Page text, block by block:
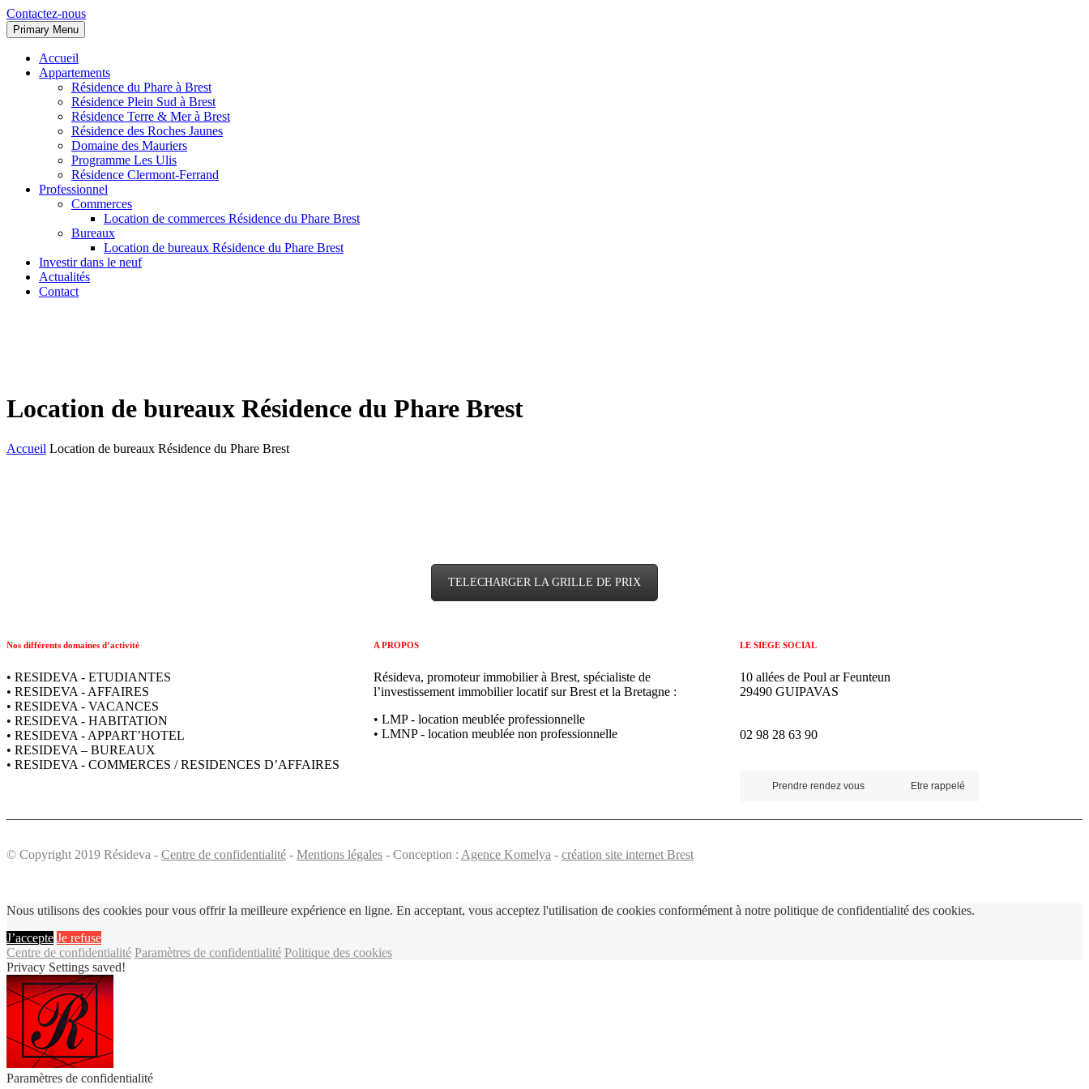
Contactez-nous
Primary Menu
Accueil
Appartements
Résidence du Phare à Brest
Résidence Plein Sud à Brest
Résidence Terre & Mer à Brest
Résidence des Roches Jaunes
Domaine des Mauriers
Programme Les Ulis
Résidence Clermont-Ferrand
Professionnel
Commerces
Location de commerces Résidence du Phare Brest
Bureaux
Location de bureaux Résidence du Phare Brest
Investir dans le neuf
Actualités
Contact
Location de bureaux Résidence du Phare Brest
Accueil Location de bureaux Résidence du Phare Brest
TELECHARGER LA GRILLE DE PRIX
Nos différents domaines d’activité
• RESIDEVA - ETUDIANTES
• RESIDEVA - AFFAIRES
• RESIDEVA - VACANCES
• RESIDEVA - HABITATION
• RESIDEVA - APPART’HOTEL
• RESIDEVA – BUREAUX
• RESIDEVA - COMMERCES / RESIDENCES D’AFFAIRES
A PROPOS
Résideva, promoteur immobilier à Brest, spécialiste de
l’investissement immobilier locatif sur Brest et la Bretagne :
• LMP - location meublée professionnelle
• LMNP - location meublée non professionnelle
LE SIEGE SOCIAL
10 allées de Poul ar Feunteun
29490 GUIPAVAS
02 98 28 63 90
Prendre rendez vous Etre rappelé
© Copyright 2019 Résideva - Centre de confidentialité - Mentions légales - Conception : Agence Komelya - création site internet Brest
Nous utilisons des cookies pour vous offrir la meilleure expérience en ligne. En acceptant, vous acceptez l'utilisation de cookies conformément à notre politique de confidentialité des cookies.
J’accepte Je refuse
Centre de confidentialité Paramètres de confidentialité Politique des cookies
Privacy Settings saved!
Paramètres de confidentialité